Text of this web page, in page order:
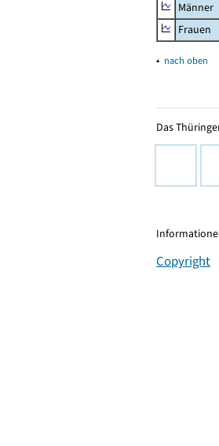
Männer
Frauen
▴ nach oben
Das
Copyright